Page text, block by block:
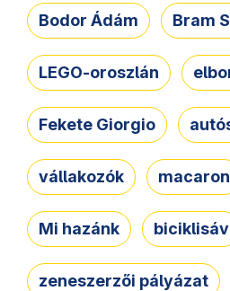
Bodor Ádám Bram
LEGO-oroszlán
Fekete Giorgio
vállakozók macaron
Mi hazánk biciklisáv
zeneszerzői pályázat